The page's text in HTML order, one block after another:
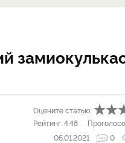
Оцените статью:
Рейтинг:4.48
06.01.2021
0